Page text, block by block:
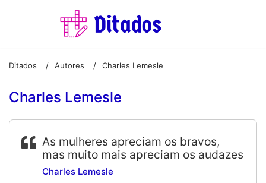
Ditados / Autores / Charles Lemesle
Charles Lemesle
As mulheres apreciam os bravos,
mas muito mais apreciam os audazes
Charles Lemesle